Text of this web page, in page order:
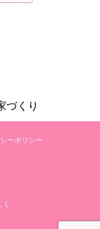
づくり
ーポリシー